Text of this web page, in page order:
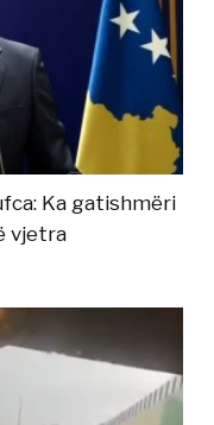
Ka gatishmëri
vjetra